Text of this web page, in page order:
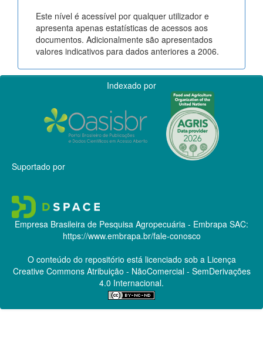
Este nível é acessível por qualquer utilizador e
apresenta apenas estatísticas de acessos aos
documentos. Adicionalmente são apresentados
valores indicativos para dados anteriores a 2006.
Indexado por
Suportado por
Empresa Brasileira de Pesquisa Agropecuária - Embrapa SAC:
https://www.embrapa.br/fale-conosco
O conteúdo do repositório está licenciado sob a Licença
Creative CommonsAtribuição - NãoComercial - SemDerivações
4.0 Internacional.